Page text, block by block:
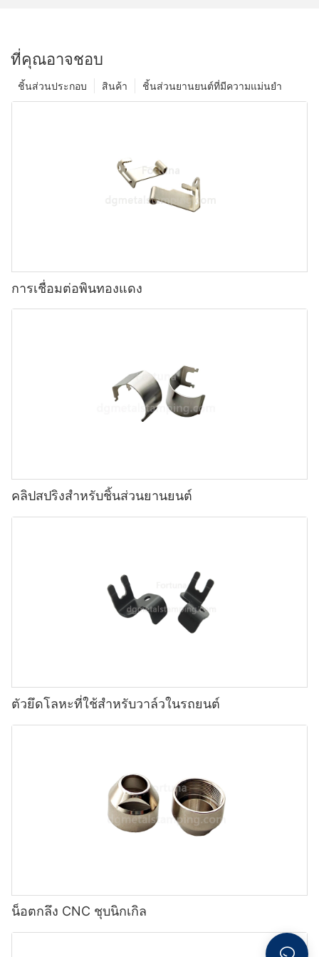
ที่คุณอาจชอบ
ชิ้นส่วนยานยนต์ที่มีความแม่นยำ
สินค้า
ชิ้นส่วนประกอบ
การเชื่อมต่อพินทองแดง
คลิปสปริงสำหรับชิ้นส่วนยานยนต์
ตัวยึดโลหะที่ใช้สำหรับวาล์วในรถยนต์
น็อตกลึง CNC ชุบนิกเกิล